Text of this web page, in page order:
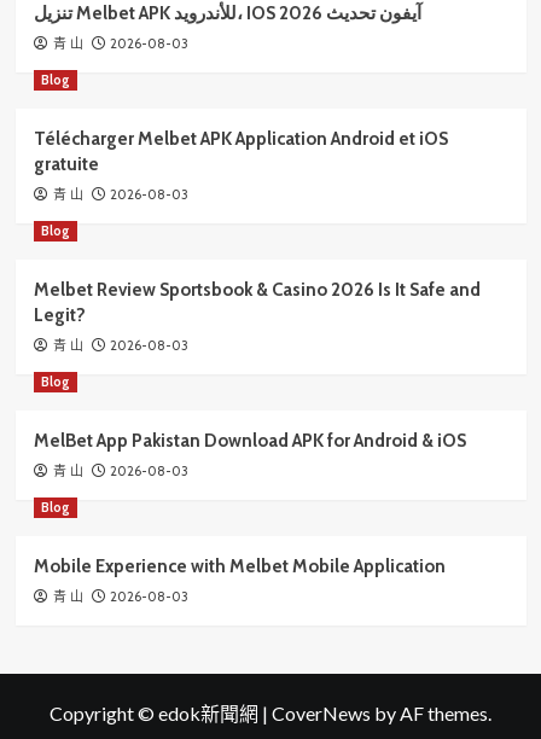
تنزيل Melbet APK للأندرويد، IOS آيفون تحديث 2026
青 山 2026-08-03
Blog
Télécharger Melbet APK Application Android et iOS
gratuite
青 山 2026-08-03
Blog
Melbet Review Sportsbook & Casino 2026 Is It Safe and
Legit?
青 山 2026-08-03
Blog
MelBet App Pakistan Download APK for Android & iOS
青 山 2026-08-03
Blog
Mobile Experience with Melbet Mobile Application
青 山 2026-08-03
Copyright © edok新聞網 | CoverNews by AF themes.